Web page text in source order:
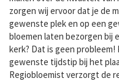
zorgen wij ervoor dat je de
gewenste plek en op een
bloemen laten bezorgen bij
kerk? Dat is geen
gewenste tijdstip bij het
Regiobloemist verzorgt de